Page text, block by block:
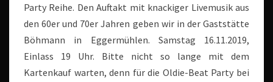
Party Reihe. Den Auftakt mit knackiger Livemusik aus
den 60er und 70er Jahren geben wir in der Gaststätte
Böhmann in Eggermühlen. Samstag 16.11.2019,
Einlass 19 Uhr. Bitte nicht so lange mit dem
Kartenkauf warten, denn für die Oldie-Beat Party bei